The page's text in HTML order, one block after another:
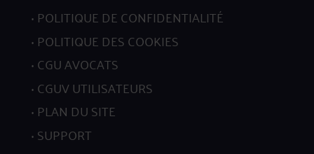
POLITIQUE DE CONFIDENTIALITÉ
POLITIQUE DES COOKIES
CGU AVOCATS
CGUV UTILISATEURS
PLAN DU SITE
SUPPORT